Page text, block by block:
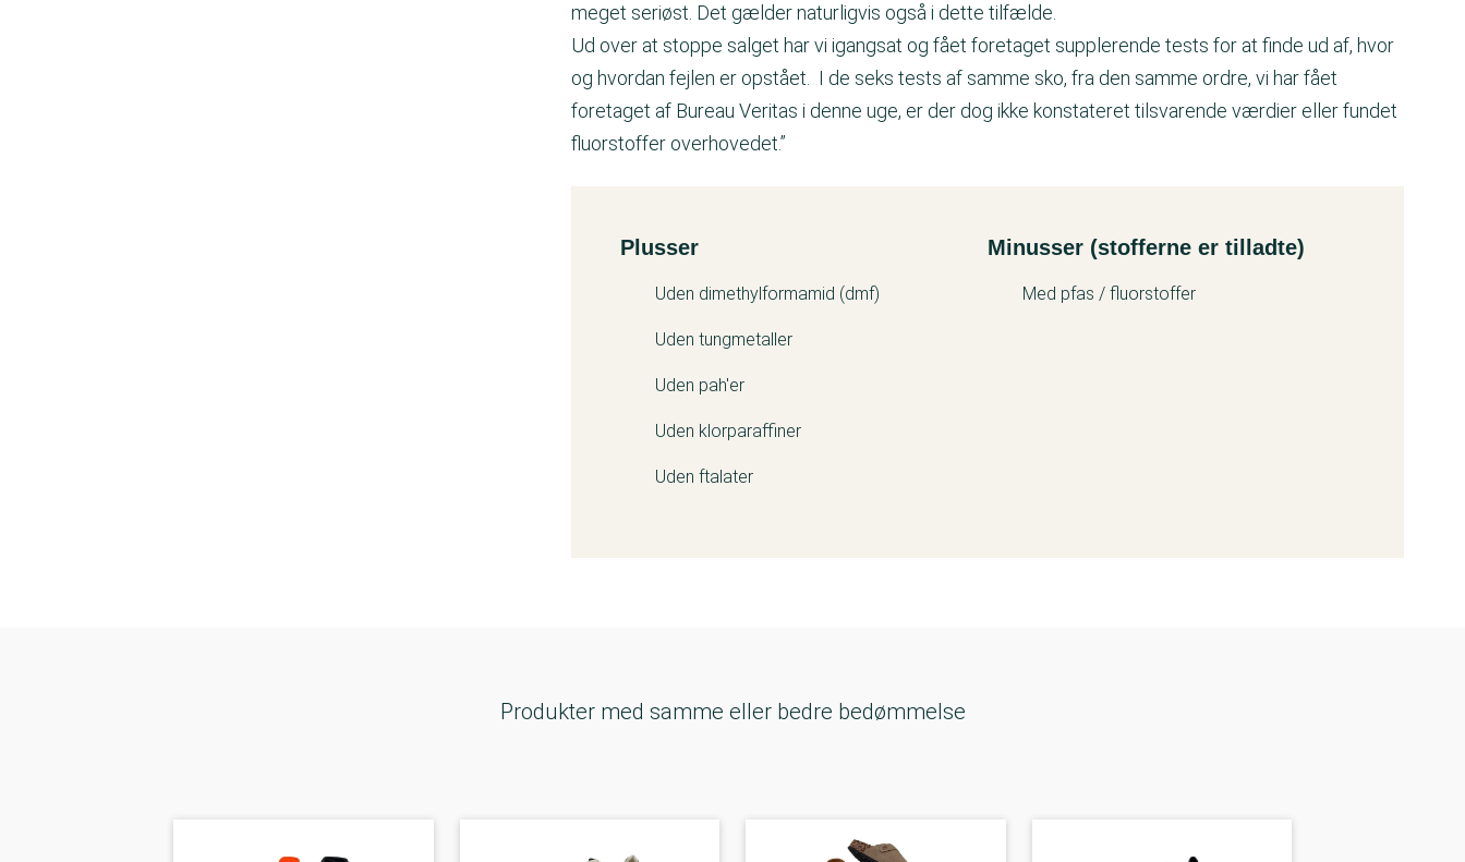
meget seriøst. Det gælder naturligvis også i dette tilfælde.
Ud over at stoppe salget har vi igangsat og fået foretaget supplerende tests for at finde ud af, hvor
og hvordan fejlen er opstået. I de seks tests af samme sko, fra den samme ordre, vi har fået
foretaget af Bureau Veritas i denne uge, er der dog ikke konstateret tilsvarende værdier eller fundet
fluorstoffer overhovedet.”
Kemitest
Plusser Minusser (stofferne er tilladte)
Uden dimethylformamid (dmf)
Uden tungmetaller
Uden pah'er
Uden klorparaffiner
Uden ftalater
Med pfas / fluorstoffer
Produkter med samme eller bedre bedømmelse